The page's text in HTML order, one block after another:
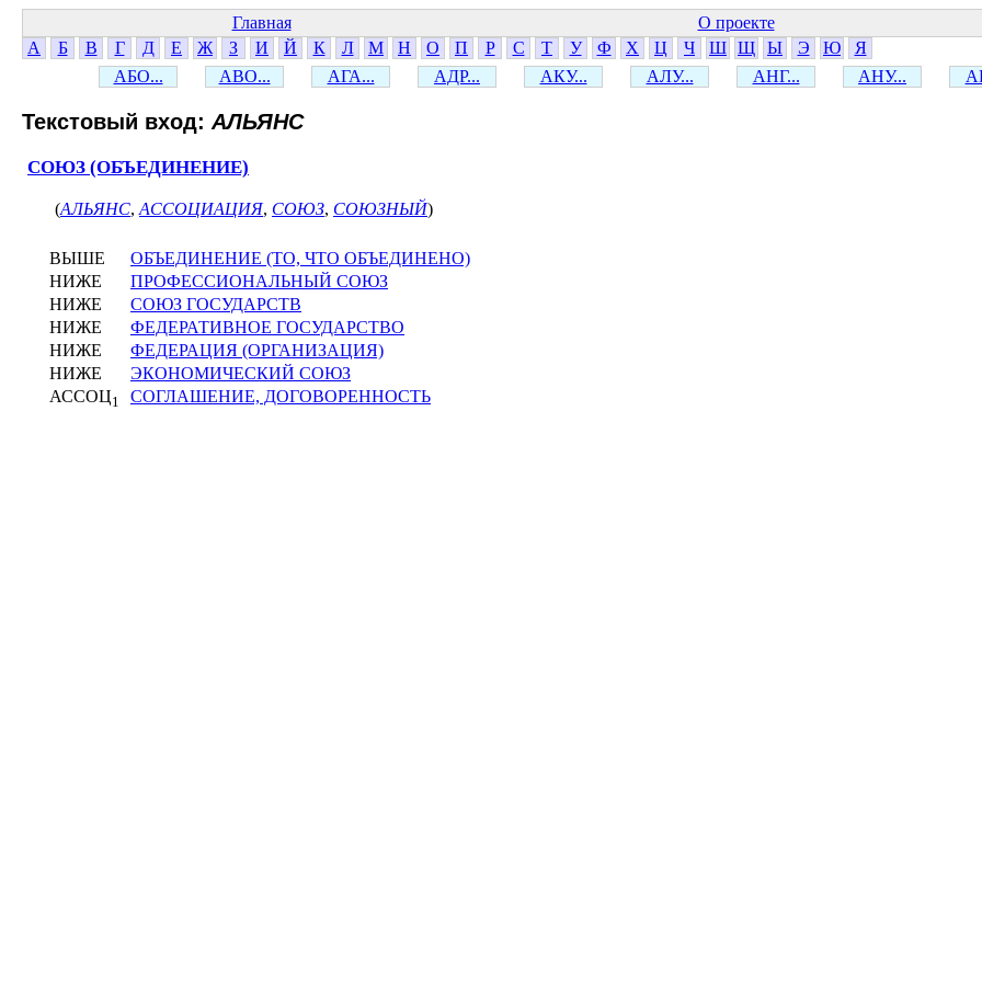
Главная О проекте
А
Б В Г Д Е Ж З И Й К Л М Н О П Р С Т У Ф Х Ц Ч Ш Щ Ы Э Ю
Я
АБО...
АВО... АГА... АДР... АКУ... АЛУ... АНГ... АНУ...
Текстовый вход: АЛЬЯНС
СОЮЗ (ОБЪЕДИНЕНИЕ)
(АЛЬЯНС, АССОЦИАЦИЯ, СОЮЗ, СОЮЗНЫЙ)
ВЫШЕ
ОБЪЕДИНЕНИЕ (ТО, ЧТО ОБЪЕДИНЕНО)
НИЖЕ
ПРОФЕССИОНАЛЬНЫЙ СОЮЗ
НИЖЕ
СОЮЗ ГОСУДАРСТВ
НИЖЕ
ФЕДЕРАТИВНОЕ ГОСУДАРСТВО
НИЖЕ
ФЕДЕРАЦИЯ (ОРГАНИЗАЦИЯ)
НИЖЕ
ЭКОНОМИЧЕСКИЙ СОЮЗ
АССОЦ1 СОГЛАШЕНИЕ, ДОГОВОРЕННОСТЬ